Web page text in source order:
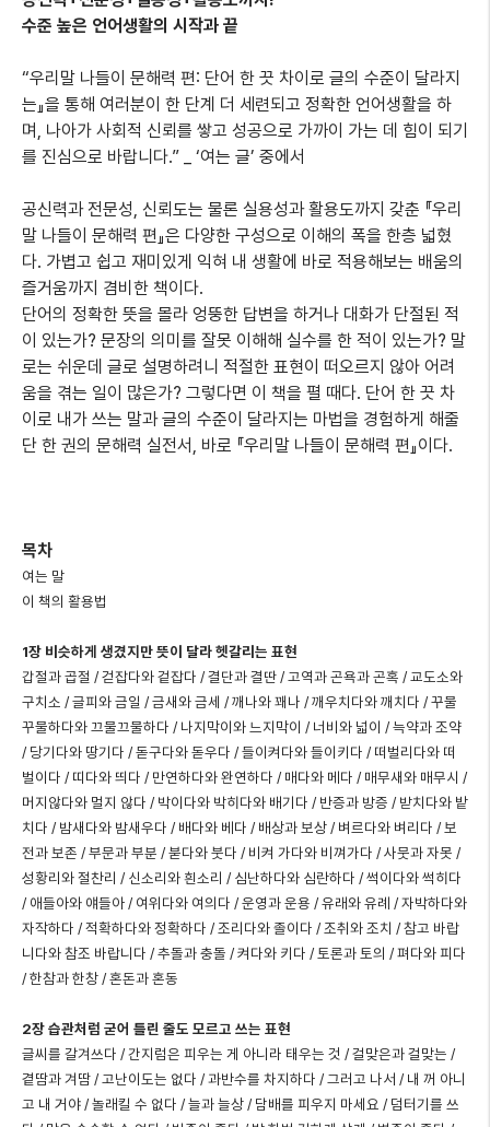
수준 높은 언어생활의 시작과 끝
“우리말 나들이 문해력 편: 단어 한 끗 차이로 글의 수준이 달라지
는』을 통해 여러분이 한 단계 더 세련되고 정확한 언어생활을 하
며, 나아가 사회적 신뢰를 쌓고 성공으로 가까이 가는 데 힘이 되기
를 진심으로 바랍니다.” _ ‘여는 글’ 중에서
공신력과 전문성, 신뢰도는 물론 실용성과 활용도까지 갖춘 『우리
말 나들이 문해력 편』은 다양한 구성으로 이해의 폭을 한층 넓혔
다. 가볍고 쉽고 재미있게 익혀 내 생활에 바로 적용해보는 배움의
즐거움까지 겸비한 책이다.
단어의 정확한 뜻을 몰라 엉뚱한 답변을 하거나 대화가 단절된 적
이 있는가? 문장의 의미를 잘못 이해해 실수를 한 적이 있는가? 말
로는 쉬운데 글로 설명하려니 적절한 표현이 떠오르지 않아 어려
움을 겪는 일이 많은가? 그렇다면 이 책을 펼 때다. 단어 한 끗 차
이로 내가 쓰는 말과 글의 수준이 달라지는 마법을 경험하게 해줄
단 한 권의 문해력 실전서, 바로 『우리말 나들이 문해력 편』이다.
목차
여는 말
이 책의 활용법
1장 비슷하게 생겼지만 뜻이 달라 헷갈리는 표현
갑절과 곱절 / 걷잡다와 겉잡다 / 결단과 결딴 / 고역과 곤욕과 곤혹 / 교도소와
구치소 / 글피와 금일 / 금새와 금세 / 깨나와 꽤나 / 깨우치다와 깨치다 / 꾸물
꾸물하다와 끄물끄물하다 / 나지막이와 느지막이 / 너비와 넓이 / 늑약과 조약
/ 당기다와 땅기다 / 돋구다와 돋우다 / 들이켜다와 들이키다 / 떠벌리다와 떠
벌이다 / 띠다와 띄다 / 만연하다와 완연하다 / 매다와 메다 / 매무새와 매무시 /
머지않다와 멀지 않다 / 박이다와 박히다와 배기다 / 반증과 방증 / 받치다와 밭
치다 / 밤새다와 밤새우다 / 배다와 베다 / 배상과 보상 / 벼르다와 벼리다 / 보
전과 보존 / 부문과 부분 / 붇다와 붓다 / 비켜 가다와 비껴가다 / 사뭇과 자못 /
성황리와 절찬리 / 신소리와 흰소리 / 심난하다와 심란하다 / 썩이다와 썩히다
/ 애들아와 얘들아 / 여위다와 여의다 / 운영과 운용 / 유래와 유례 / 자박하다와
자작하다 / 적확하다와 정확하다 / 조리다와 졸이다 / 조취와 조치 / 참고 바랍
니다와 참조 바랍니다 / 추돌과 충돌 / 켜다와 키다 / 토론과 토의 / 펴다와 피다
/ 한참과 한창 / 혼돈과 혼동
2장 습관처럼 굳어 틀린 줄도 모르고 쓰는 표현
글씨를 갈겨쓰다 / 간지럼은 피우는 게 아니라 태우는 것 / 걸맞은과 걸맞는 /
곁땀과 겨땀 / 고난이도는 없다 / 과반수를 차지하다 / 그러고 나서 / 내 꺼 아니
고 내 거야 / 놀래킬 수 없다 / 늘과 늘상 / 담배를 피우지 마세요 / 덤터기를 쓰